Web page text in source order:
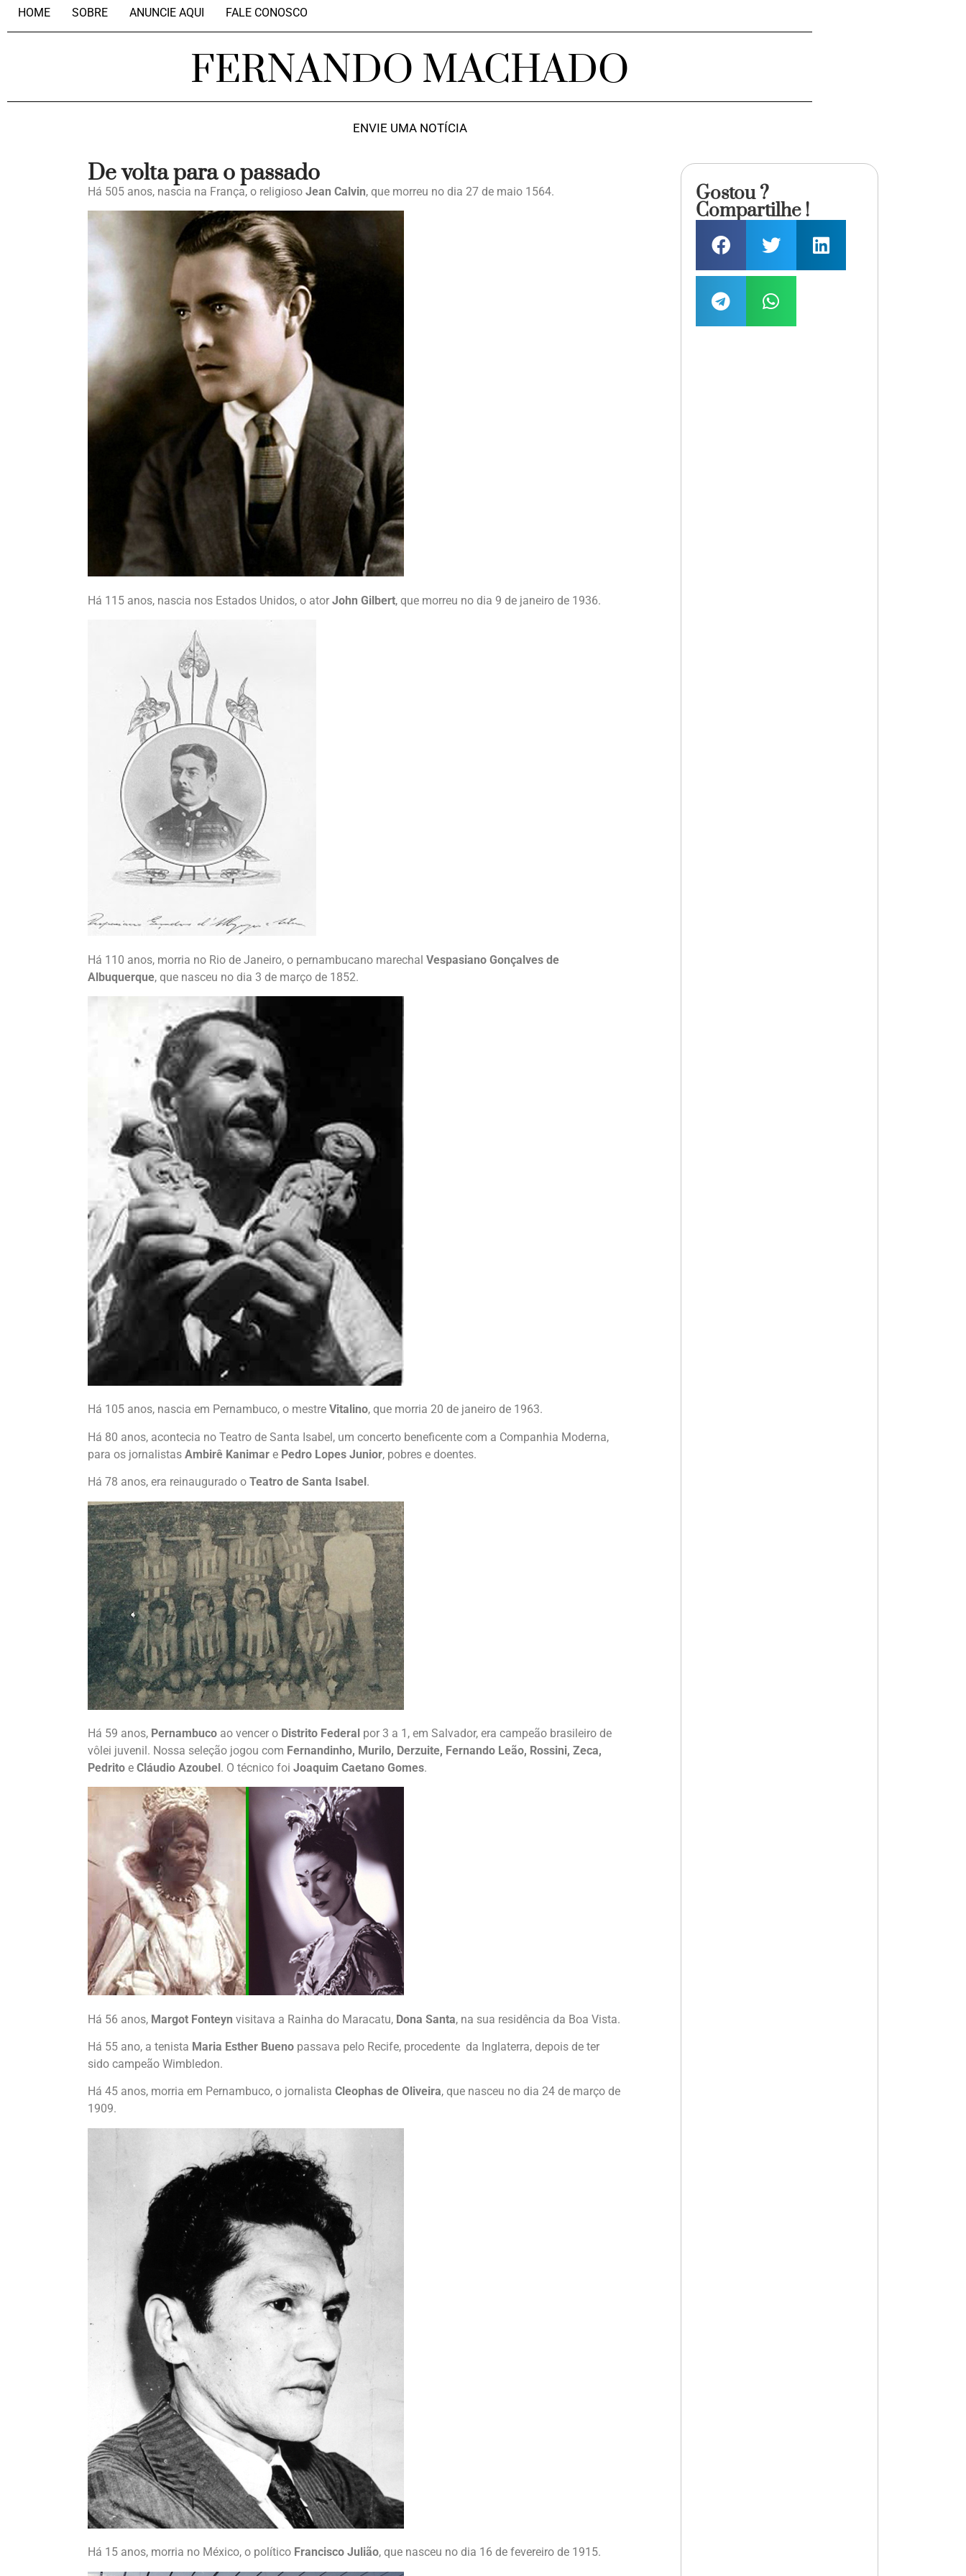
HOME SOBRE ANUNCIE AQUI FALE CONOSCO
FERNANDO MACHADO
ENVIE UMA NOTÍCIA
De volta para o passado
Há 505 anos, nascia na França, o religioso Jean Calvin, que morreu no dia 27 de maio 1564.
Há 115 anos, nascia nos Estados Unidos, o ator John Gilbert, que morreu no dia 9 de janeiro de 1936.
Há 110 anos, morria no Rio de Janeiro, o pernambucano marechal Vespasiano Gonçalves de
Albuquerque, que nasceu no dia 3 de março de 1852.
Há 105 anos, nascia em Pernambuco, o mestre Vitalino, que morria 20 de janeiro de 1963.
Há 80 anos, acontecia no Teatro de Santa Isabel, um concerto beneficente com a Companhia Moderna,
para os jornalistas Ambirê Kanimar e Pedro Lopes Junior, pobres e doentes.
Há 78 anos, era reinaugurado o Teatro de Santa Isabel.
Há 59 anos, Pernambuco ao vencer o Distrito Federal por 3 a 1, em Salvador, era campeão brasileiro de
vôlei juvenil. Nossa seleção jogou com Fernandinho, Murilo, Derzuite, Fernando Leão, Rossini, Zeca,
Pedrito e Cláudio Azoubel. O técnico foi Joaquim Caetano Gomes.
Há 56 anos, Margot Fonteyn visitava a Rainha do Maracatu, Dona Santa, na sua residência da Boa Vista.
Há 55 ano, a tenista Maria Esther Bueno passava pelo Recife, procedente da Inglaterra, depois de ter
sido campeão Wimbledon.
Há 45 anos, morria em Pernambuco, o jornalista Cleophas de Oliveira, que nasceu no dia 24 de março de
1909.
Há 15 anos, morria no México, o político Francisco Julião, que nasceu no dia 16 de fevereiro de 1915.
Gostou ?
Compartilhe !